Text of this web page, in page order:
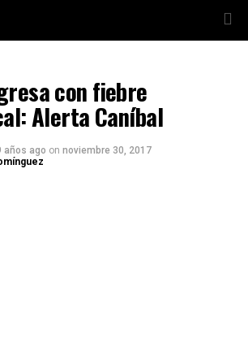
con fiebre
Alerta Caníbal
años ago on noviembre 30, 2017